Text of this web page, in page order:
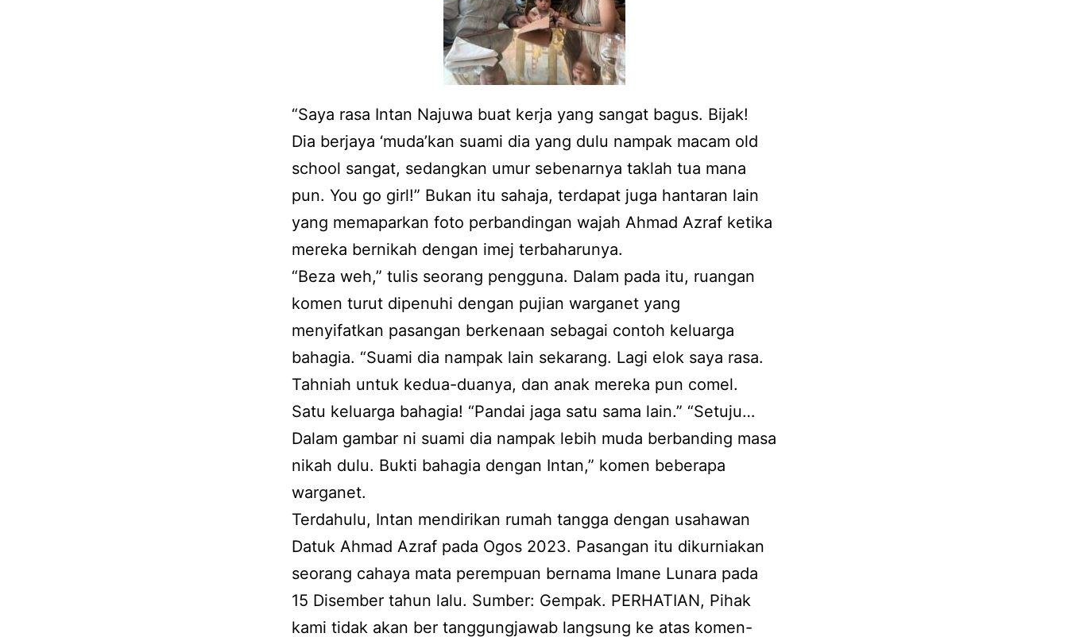
“Saya rasa Intan Najuwa buat kerja yang sangat bagus. Bijak!
Dia berjaya ‘muda’kan suami dia yang dulu nampak macam old
school sangat, sedangkan umur sebenarnya taklah tua mana
pun. You go girl!” Bukan itu sahaja, terdapat juga hantaran lain
yang memaparkan foto perbandingan wajah Ahmad Azraf ketika
mereka bernikah dengan imej terbaharunya.
“Beza weh,” tulis seorang pengguna. Dalam pada itu, ruangan
komen turut dipenuhi dengan pujian warganet yang
menyifatkan pasangan berkenaan sebagai contoh keluarga
bahagia. “Suami dia nampak lain sekarang. Lagi elok saya rasa.
Tahniah untuk kedua-duanya, dan anak mereka pun comel.
Satu keluarga bahagia! “Pandai jaga satu sama lain.” “Setuju…
Dalam gambar ni suami dia nampak lebih muda berbanding masa
nikah dulu. Bukti bahagia dengan Intan,” komen beberapa
warganet.
Terdahulu, Intan mendirikan rumah tangga dengan usahawan
Datuk Ahmad Azraf pada Ogos 2023. Pasangan itu dikurniakan
seorang cahaya mata perempuan bernama Imane Lunara pada
15 Disember tahun lalu. Sumber: Gempak. PERHATIAN, Pihak
kami tidak akan ber tanggungjawab langsung ke atas komen-